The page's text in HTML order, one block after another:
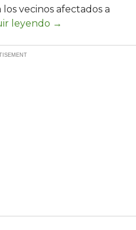
vecinos afectados a